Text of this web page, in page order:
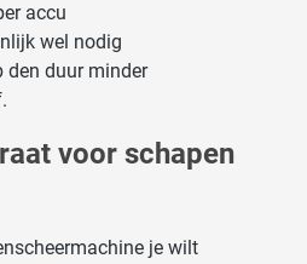
accu
wel nodig
den duur minder
voor schapen
je wilt